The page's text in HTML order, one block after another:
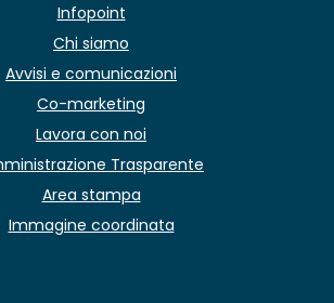
Infopoint
Chi siamo
Avvisi e comunicazioni
Co-marketing
Lavora con noi
Trasparente
Area stampa
Immagine coordinata